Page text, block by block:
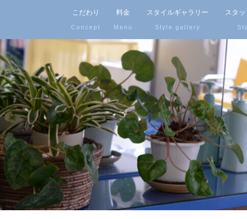
こだわり 料金 スタイルギャラリー スタ